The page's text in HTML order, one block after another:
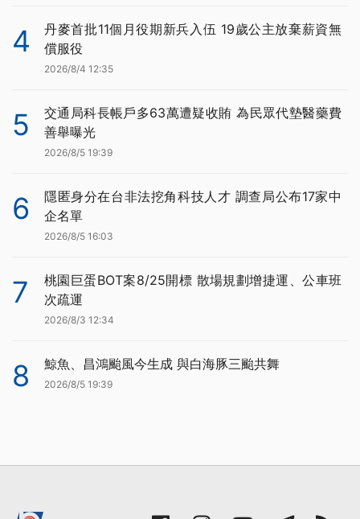
4
丹麥首批11個月役期新兵入伍 19歲公主放棄薪資無
償服役
2026/8/4 12:35
5
交通局科長帳戶多63萬遭疑收賄 為民眾代墊醫藥費
善舉曝光
2026/8/5 19:39
6
隱匿身分在台非法挖角科技人才 調查局公布17家中
企名單
2026/8/5 16:03
7
桃園巨蛋BOT案8/25開標 散場規劃增捷運、公車班
次疏運
2026/8/3 12:34
8 鯨魚、昌鴻颱風今生成 與白海豚三颱共舞
2026/8/5 19:39